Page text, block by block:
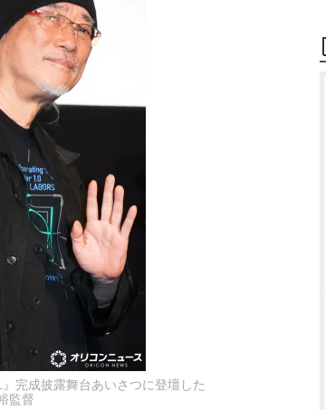
完成披露舞台あいさつに登壇した
監督